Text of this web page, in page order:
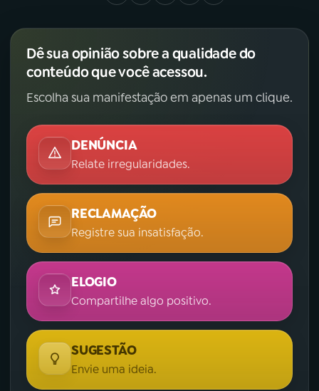
Dê sua opinião sobre a qualidade do
conteúdo que você acessou.
Escolha sua manifestação em apenas um clique.
DENÚNCIA
Relate irregularidades.
RECLAMAÇÃO
Registre sua insatisfação.
ELOGIO
Compartilhe algo positivo.
SUGESTÃO
Envie uma ideia.